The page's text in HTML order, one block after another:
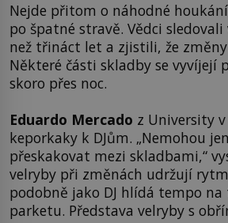
Nejde přitom o náhodné
po špatné stravě. Vědci
než třináct let a zjistili, že
Některé části skladby se vyvíjejí
skoro přes noc.
Eduardo Mercado z University
keporkaky k DJům. „Nemohou
přeskakovat mezi skladbami,“
velryby při změnách udržují
podobně jako DJ hlídá tempo na
parketu. Představa velryby s